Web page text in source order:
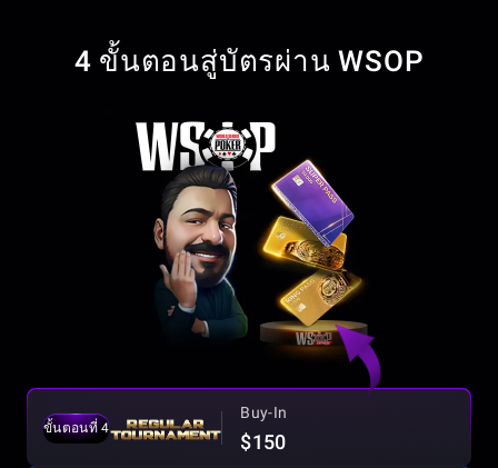
4 ขั้นตอนสู่บัตรผ่าน WSOP
ขั้นตอนที่ 4
Buy-In
$150